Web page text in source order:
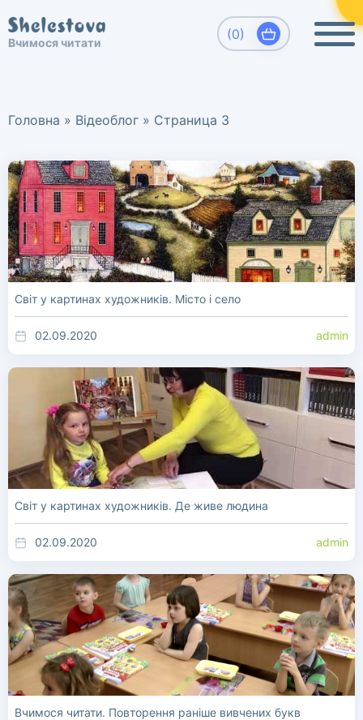
Вчимося читати
(0)
Головна » Відеоблог » Страница 3
Світ у картинах художників. Місто і село
02.09.2020 admin
Світ у картинах художників. Де живе людина
02.09.2020 admin
Вчимося читати. Повторення раніше вивчених букв
Виберіть, який напрямок Вас цікавить ×
дошкольников.
Розвиток дитини. Шелестова Людмила
Комплект "Світ у картинах художників" -
унікальний посібник для розвитку творчих
здібностей дітвори віком від 4 до-7 років.